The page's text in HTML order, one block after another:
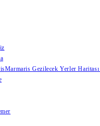
Marmaris Gezilecek Yerler